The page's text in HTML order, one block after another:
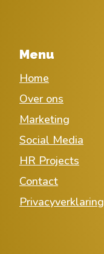
Menu
Home
Over ons
Marketing
Social Media
HR Projects
Contact
Privacyverklaring